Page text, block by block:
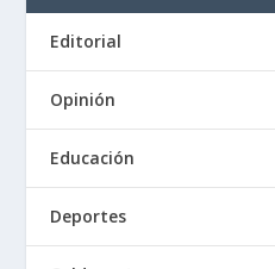
Editorial
Opinión
Educación
Deportes